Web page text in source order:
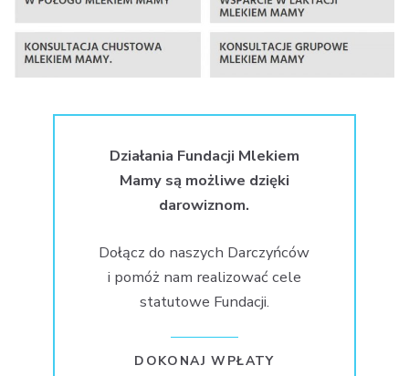
Działania Fundacji Mlekiem
Mamy są możliwe dzięki
darowiznom.
Dołącz do naszych Darczyńców
i pomóż nam realizować cele
statutowe Fundacji.
DOKONAJ WPŁATY